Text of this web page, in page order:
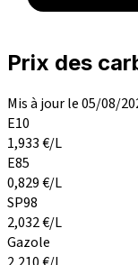
Prix des
Mis à jour le 05/08/
E10
1,933€/L
E85
0,829€/L
SP98
2,032€/L
Gazole